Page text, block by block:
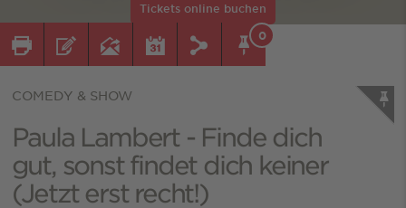
Tickets online buchen
0
COMEDY & SHOW
Paula Lambert - Finde dich
gut, sonst findet dich keiner
(Jetzt erst recht!)